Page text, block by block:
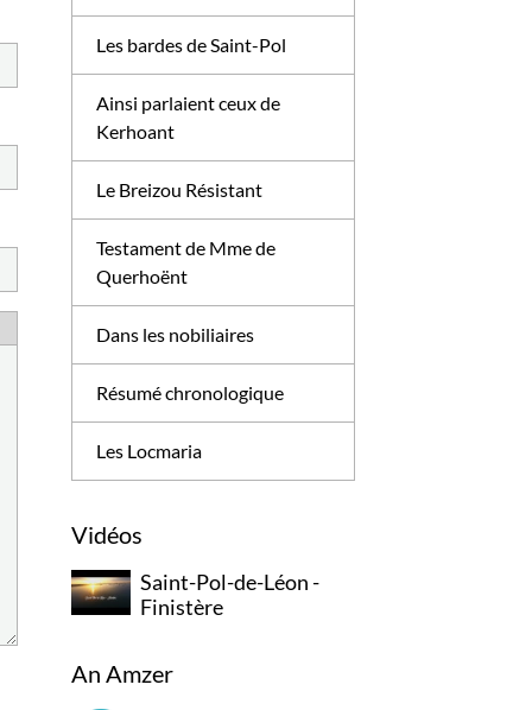
Les bardes de Saint-Pol
Ainsi parlaient ceux de
Kerhoant
Le Breizou Résistant
Testament de Mme de
Querhoënt
Dans les nobiliaires
Résumé chronologique
Les Locmaria
Vidéos
Saint-Pol-de-Léon -
Finistère
An Amzer